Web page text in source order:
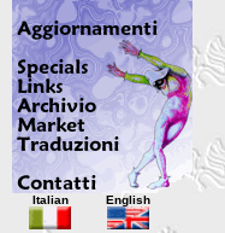
Italian English